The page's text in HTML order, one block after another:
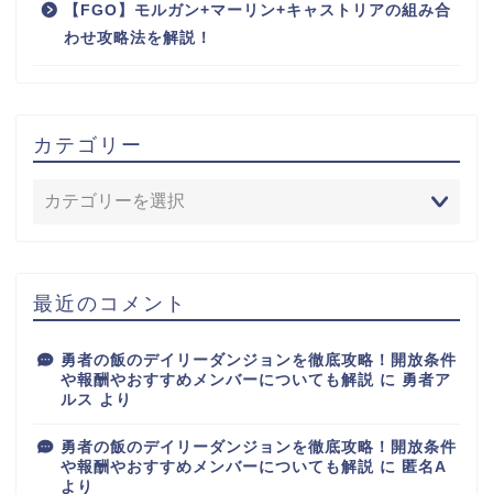
【FGO】モルガン+マーリン+キャストリアの組み合
わせ攻略法を解説！
カテゴリー
最近のコメント
勇者の飯のデイリーダンジョンを徹底攻略！開放条件
や報酬やおすすめメンバーについても解説 に 勇者ア
ルス より
勇者の飯のデイリーダンジョンを徹底攻略！開放条件
や報酬やおすすめメンバーについても解説 に 匿名A
より